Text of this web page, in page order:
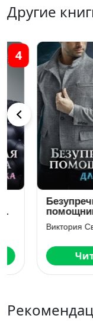
Другие
Безупречная
помощница
злодея
Виктория
Читать